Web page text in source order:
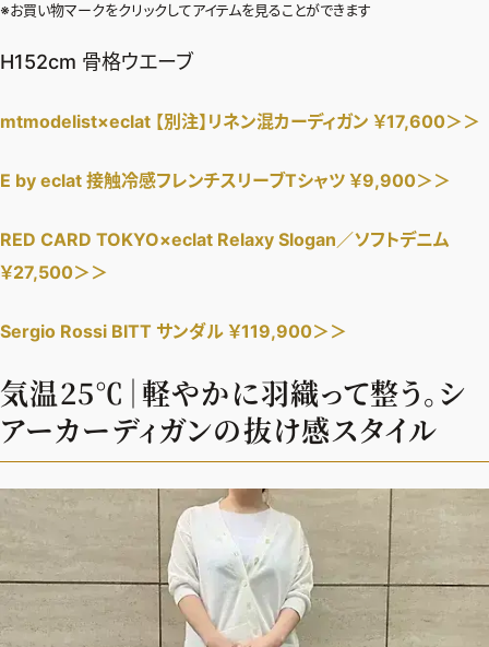
※お買い物マークをクリックしてアイテムを見ることができます
H152cm 骨格ウエーブ
mtmodelist×eclat 【別注】リネン混カーディガン ￥17,600＞＞
E by eclat 接触冷感フレンチスリーブTシャツ ￥9,900＞＞
RED CARD TOKYO×eclat Relaxy Slogan／ソフトデニム
￥27,500＞＞
Sergio Rossi BITT サンダル ￥119,900＞＞
気温25℃｜軽やかに羽織って整う。シ
アーカーディガンの抜け感スタイル